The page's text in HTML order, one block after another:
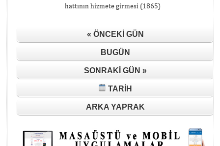
hattının hizmete girmesi (1865)
« ÖNCEKI GÜN
BUGÜN
SONRAKI GÜN »
TARIH
ARKA YAPRAK